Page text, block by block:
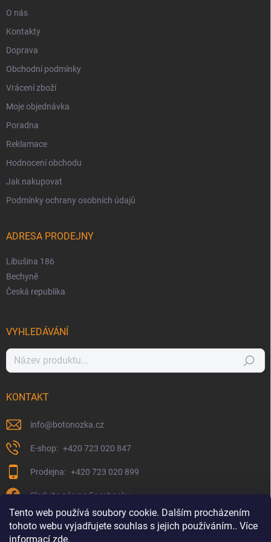
Tento web používá soubory cookie. Dalším procházením
tohoto webu vyjadřujete souhlas s jejich používáním.. Více
informací zde.
O nás
Kontakty
Doprava
Obchodní podmínky
Vrácení zboží
Moje objednávka
Poradna
Reklamace
Hodnocení obchodu
Jak nakupovat
Podmínky ochrany osobních údajů
ADRESA PRODEJNY
Libušina 186
Bechyně
Česká republika
VYHLEDÁVÁNÍ
Hledat
KONTAKT
info@botonozka.cz
+420 723 020 847
+420 723 020 899
Sledujte nás na Facebooku